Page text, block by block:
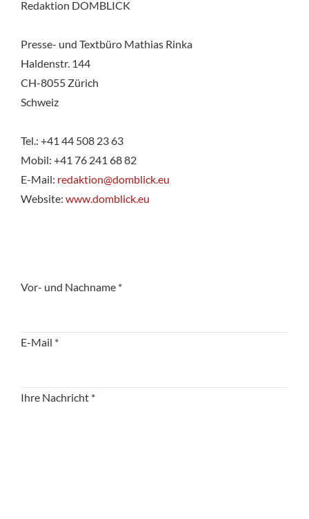
Redaktion DOMBLICK
Presse- und Textbüro Mathias Rinka
Haldenstr. 144
CH-8055 Zürich
Schweiz
Tel.: +41 44 508 23 63
Mobil: +41 76 241 68 82
E-Mail: redaktion@domblick.eu
Website: www.domblick.eu
Vor- und Nachname *
E-Mail *
Ihre Nachricht *